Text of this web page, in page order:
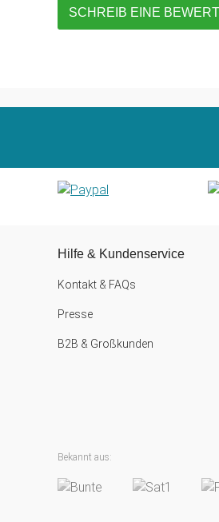
SCHREIB EINE
Hilfe & Kundenservice
Kontakt & FAQs
Presse
B2B & Großkunden
Bekannt aus: